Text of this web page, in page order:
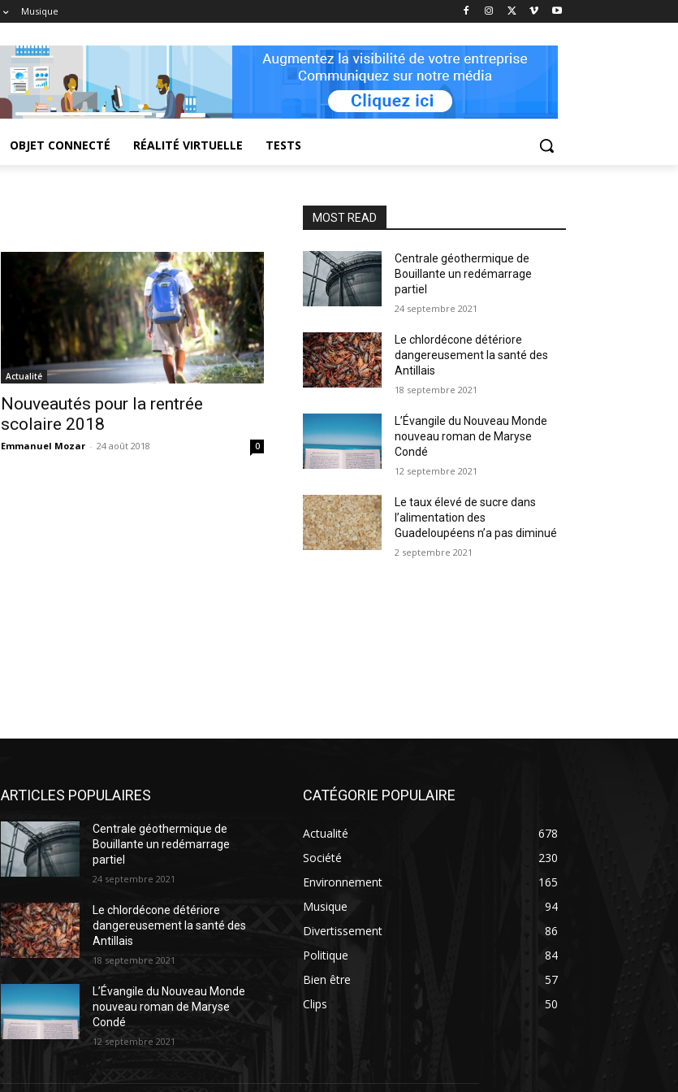
Musique
OBJET CONNECTÉ RÉALITÉ VIRTUELLE TESTS
Actualité
Nouveautés pour la rentrée
scolaire 2018
Emmanuel Mozar - 24 août 2018 0
MOST READ
Centrale géothermique de
Bouillante un redémarrage
partiel
24 septembre 2021
Le chlordécone détériore
dangereusement la santé des
Antillais
18 septembre 2021
L’Évangile du Nouveau Monde
nouveau roman de Maryse
Condé
12 septembre 2021
Le taux élevé de sucre dans
l’alimentation des
Guadeloupéens n’a pas diminué
2 septembre 2021
ARTICLES POPULAIRES
Centrale géothermique de
Bouillante un redémarrage
partiel
24 septembre 2021
Le chlordécone détériore
dangereusement la santé des
Antillais
18 septembre 2021
L’Évangile du Nouveau Monde
nouveau roman de Maryse
Condé
12 septembre 2021
CATÉGORIE POPULAIRE
Actualité
678
Société
230
Environnement
165
Musique
94
Divertissement
86
Politique
84
Bien être
57
Clips
50